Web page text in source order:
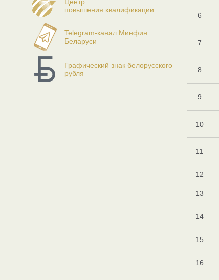
повышения квалификации
Telegram-канал Минфин
Беларуси
Графический знак белорусского
рубля
6
7
8
9
10
11
12
13
14
15
16